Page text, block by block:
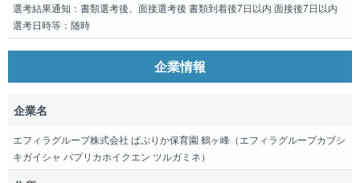
選考結果通知：書類選考後、面接選考後 書類到着後7日以内 面接後7日以内
選考日時等：随時
企業情報
企業名
エフィラグループ株式会社 ぱぷりか保育園 鶴ヶ峰（エフィラグループカブシ
キガイシャ パプリカホイクエン ツルガミネ）